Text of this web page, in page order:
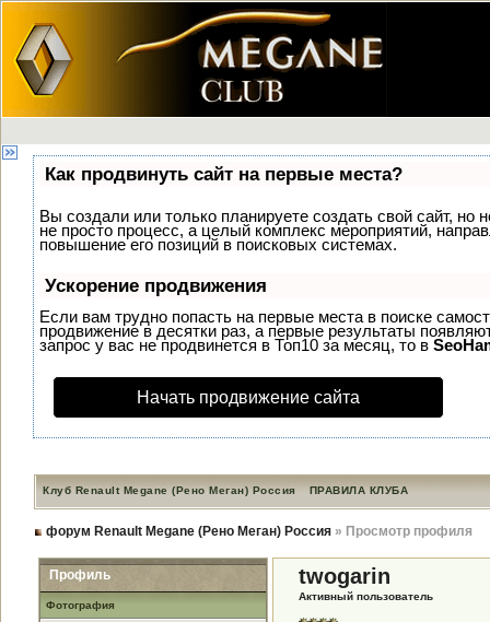
Как продвинуть сайт на первые места?
Вы создали или только планируете создать свой сайт, но
не просто процесс, а целый комплекс мероприятий,
повышение его позиций в поисковых системах.
Ускорение продвижения
Если вам трудно попасть на первые места в поиске
продвижение в десятки раз, а первые результаты
запрос у вас не продвинется в Топ10 за месяц, то в
Начать продвижение сайта
Клуб Renault Megane (Рено Меган) Россия ПРАВИЛА КЛУБА
форум Renault Megane (Рено Меган) Россия » Просмотр профиля
Профиль
Фотография
twogarin
Активный пользователь